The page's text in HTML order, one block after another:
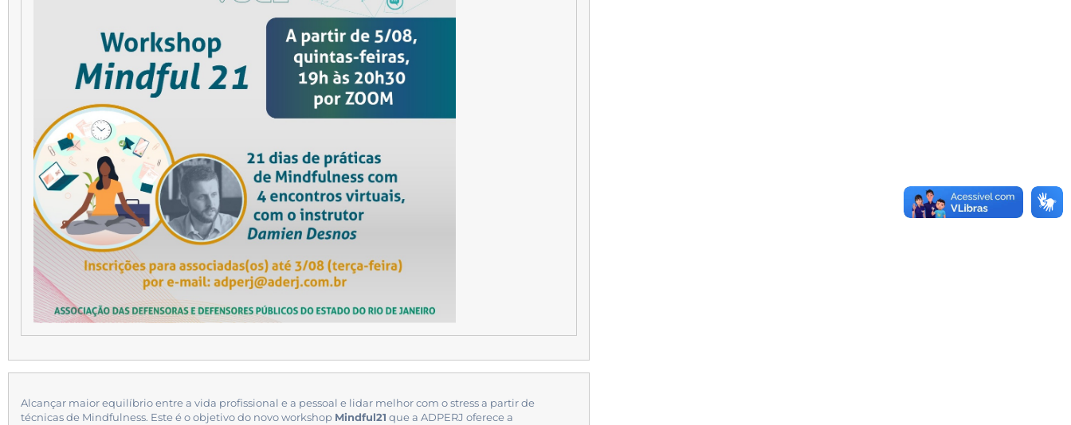
Alcançar maior equilíbrio entre a vida profissional e a pessoal e lidar melhor com o stress a partir de
técnicas de Mindfulness. Este é o objetivo do novo workshop Mindful21 que a ADPERJ oferece a